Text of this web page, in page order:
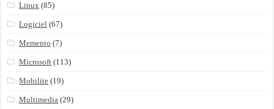
Linux (85)
Logiciel (67)
Memento (7)
Microsoft (113)
Mobilite (19)
Multimedia (29)